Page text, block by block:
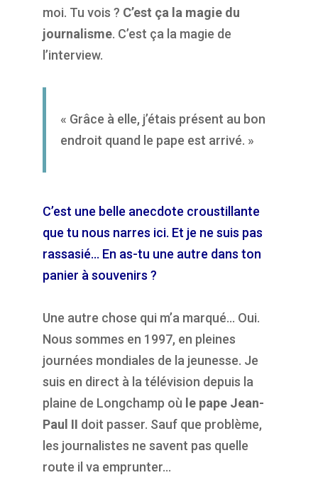
moi. Tu vois ? C’est ça la magie du
journalisme. C’est ça la magie de
l’interview.
« Grâce à elle, j’étais présent au bon
endroit quand le pape est arrivé. »
C’est une belle anecdote croustillante
que tu nous narres ici. Et je ne suis pas
rassasié… En as-tu une autre dans ton
panier à souvenirs ?
Une autre chose qui m’a marqué… Oui.
Nous sommes en 1997, en pleines
journées mondiales de la jeunesse. Je
suis en direct à la télévision depuis la
plaine de Longchamp où le pape Jean-
Paul II doit passer. Sauf que problème,
les journalistes ne savent pas quelle
route il va emprunter…